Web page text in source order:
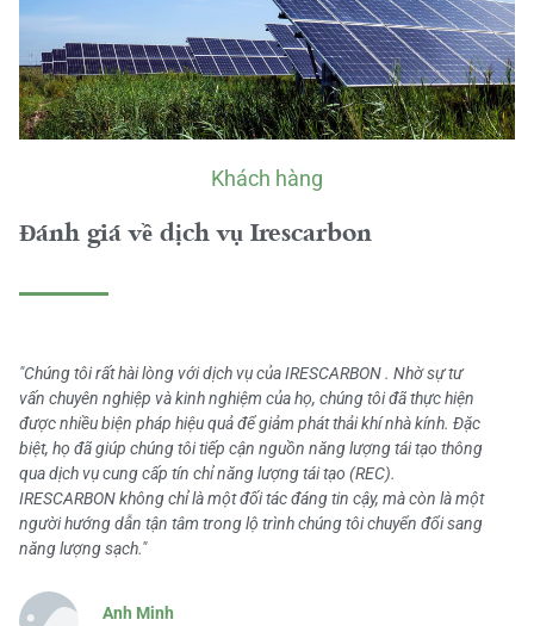
Khách hàng
Đánh giá về dịch vụ Irescarbon
"Chúng tôi rất hài lòng với dịch vụ của IRESCARBON . Nhờ sự tư
vấn chuyên nghiệp và kinh nghiệm của họ, chúng tôi đã thực hiện
được nhiều biện pháp hiệu quả để giảm phát thải khí nhà kính. Đặc
biệt, họ đã giúp chúng tôi tiếp cận nguồn năng lượng tái tạo thông
qua dịch vụ cung cấp tín chỉ năng lượng tái tạo (REC).
IRESCARBON không chỉ là một đối tác đáng tin cậy, mà còn là một
người hướng dẫn tận tâm trong lộ trình chúng tôi chuyển đổi sang
năng lượng sạch."
Anh Minh